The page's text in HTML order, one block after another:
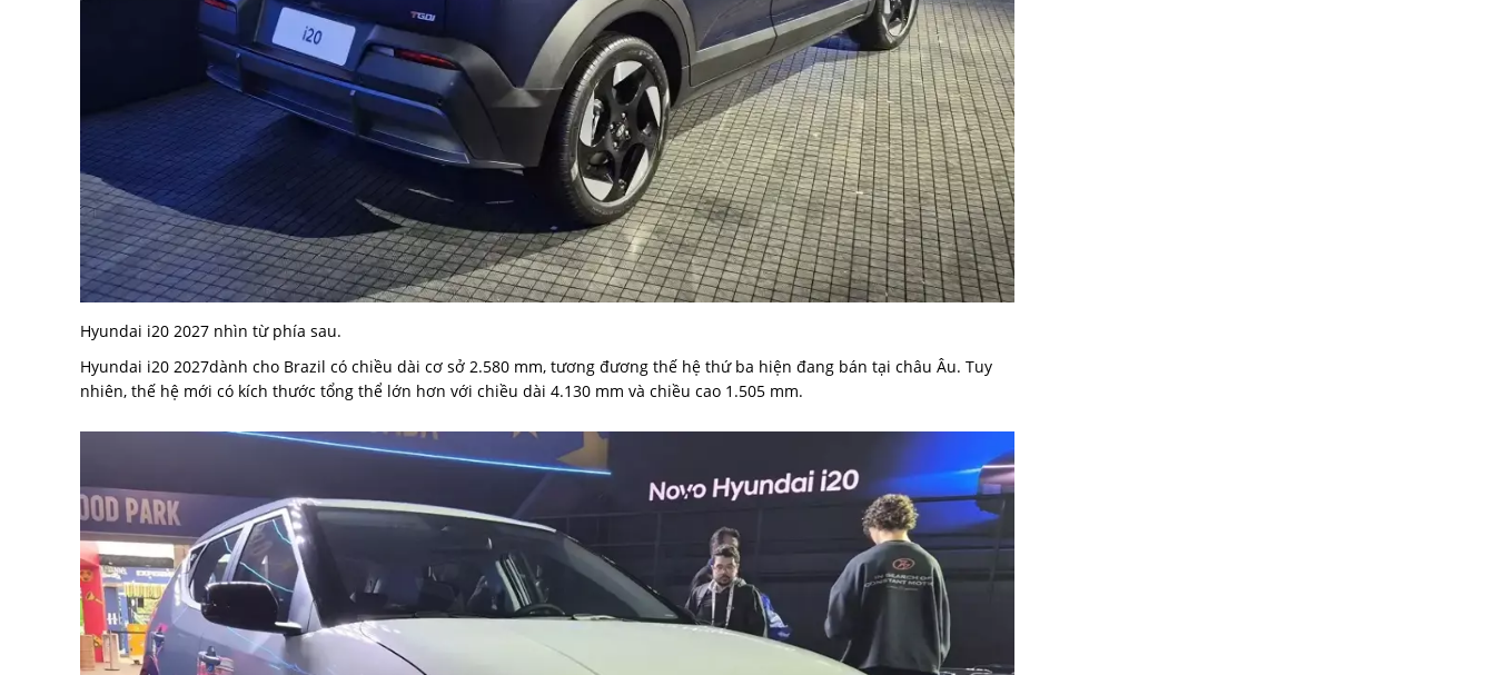
Hyundai i20 2027 nhìn từ phía sau.
Hyundai i20 2027dành cho Brazil có chiều dài cơ sở 2.580 mm, tương đương thế hệ thứ ba hiện đang bán tại châu Âu. Tuy
nhiên, thế hệ mới có kích thước tổng thể lớn hơn với chiều dài 4.130 mm và chiều cao 1.505 mm.